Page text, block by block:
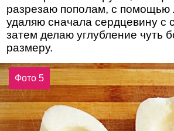
разрезаю пополам, с помощью
удаляю сначала сердцевину с
затем делаю углубление чуть
размеру.
Фото 5